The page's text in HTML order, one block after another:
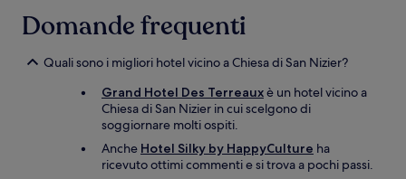
Domande frequenti
Quali sono i migliori hotel vicino a Chiesa di San Nizier?
Grand Hotel Des Terreauxè un hotel vicino a
Chiesa di San Nizier in cui scelgono di
soggiornare molti ospiti.
Anche Hotel Silky by HappyCulture ha
ricevuto ottimi commenti e si trova a pochi passi.